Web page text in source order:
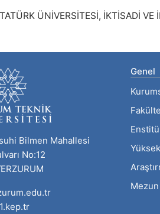
ÜNİVERSİTESİ, İKTİSADİ
Bilmen Mahallesi
No:12
Genel
Mezun